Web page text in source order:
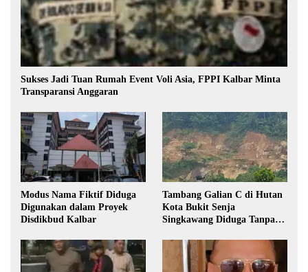
Sukses Jadi Tuan Rumah Event Voli Asia, FPPI Kalbar Minta
Transparansi Anggaran
Modus Nama Fiktif Diduga
Digunakan dalam Proyek
Disdikbud Kalbar
Tambang Galian C di Hutan
Kota Bukit Senja
Singkawang Diduga Tanpa